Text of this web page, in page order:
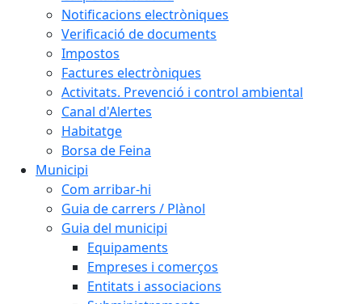
Notificacions electròniques
Verificació de documents
Impostos
Factures electròniques
Activitats. Prevenció i control ambiental
Canal d'Alertes
Habitatge
Borsa de Feina
Municipi
Com arribar-hi
Guia de carrers / Plànol
Guia del municipi
Equipaments
Empreses i comerços
Entitats i associacions